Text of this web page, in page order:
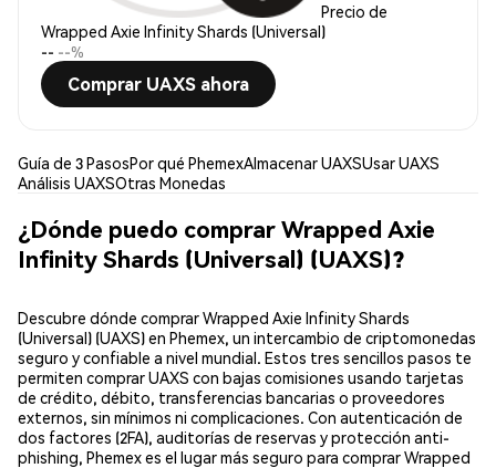
Precio de
Wrapped Axie Infinity Shards (Universal)
-- --%
Comprar UAXS ahora
Guía de 3 PasosPor qué PhemexAlmacenar UAXSUsar UAXS
Análisis UAXSOtras Monedas
¿Dónde puedo comprar Wrapped Axie
Infinity Shards (Universal) (UAXS)?
Descubre dónde comprar Wrapped Axie Infinity Shards
(Universal) (UAXS) en Phemex, un intercambio de criptomonedas
seguro y confiable a nivel mundial. Estos tres sencillos pasos te
permiten comprar UAXS con bajas comisiones usando tarjetas
de crédito, débito, transferencias bancarias o proveedores
externos, sin mínimos ni complicaciones. Con autenticación de
dos factores (2FA), auditorías de reservas y protección anti-
phishing, Phemex es el lugar más seguro para comprar Wrapped